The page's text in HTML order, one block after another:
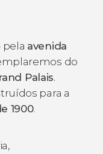
pela avenida
do
Palais.
para a
1900.